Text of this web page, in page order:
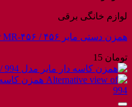
لوازم خانگی برقی
همزن دستی مایر ۴۵۶ / maier MR-۴۵۶
تومان